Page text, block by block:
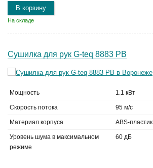
В корзину
На складе
Сушилка для рук G-teq 8883 PB
Мощность 1.1 кВт
Скорость потока 95 м/с
Материал корпуса ABS-пластик
Уровень шума в максимальном
режиме
60 дБ